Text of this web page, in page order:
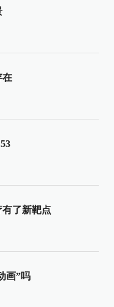
在
了新靶点
画”吗